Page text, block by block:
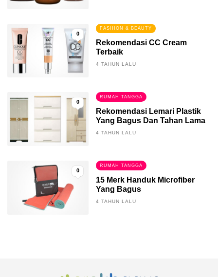
0
FASHION & BEAUTY
Rekomendasi CC Cream
Terbaik
4 TAHUN LALU
0
RUMAH TANGGA
Rekomendasi Lemari Plastik
Yang Bagus Dan Tahan Lama
4 TAHUN LALU
0
RUMAH TANGGA
15 Merk Handuk Microfiber
Yang Bagus
4 TAHUN LALU